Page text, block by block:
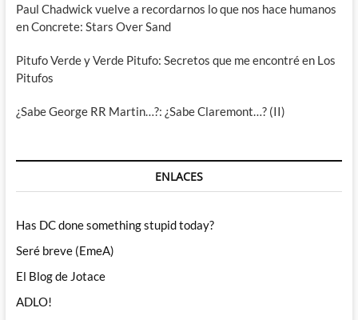
Paul Chadwick vuelve a recordarnos lo que nos hace humanos
en Concrete: Stars Over Sand
Pitufo Verde y Verde Pitufo: Secretos que me encontré en Los
Pitufos
¿Sabe George RR Martin…?: ¿Sabe Claremont…? (II)
ENLACES
Has DC done something stupid today?
Seré breve (EmeA)
El Blog de Jotace
ADLO!